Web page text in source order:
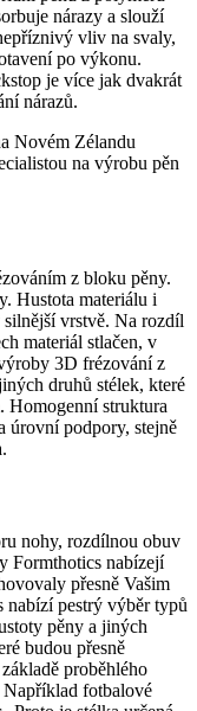
nárazy a slouží
vliv na svaly,
po výkonu.
je více jak dvakrát
nárazů.
Novém Zélandu
na výrobu pěn
z bloku pěny.
Hustota materiálu i
vrstvě. Na rozdíl
materiál stlačen, v
3D frézování z
druhů stélek, které
Homogenní struktura
úrovní podpory, stejně
nohy, rozdílnou obuv
Formthotics nabízejí
přesně Vašim
nabízí pestrý výběr typů
pěny a jiných
budou přesně
proběhlého
Například fotbalové